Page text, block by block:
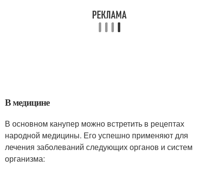
В медицине
В основном канупер можно встретить в рецептах
народной медицины. Его успешно применяют для
лечения заболеваний следующих органов и систем
организма: